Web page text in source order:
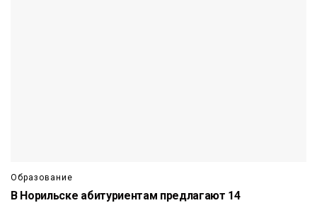
Образование
В Норильске абитуриентам предлагают 14